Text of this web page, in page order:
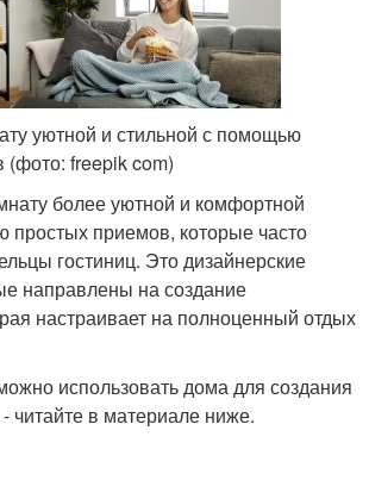
уютной и стильной с помощью
(фото: freepik com)
более уютной и комфортной
приемов, которые часто
гостиниц. Это дизайнерские
направлены на создание
настраивает на полноценный отдых
использовать дома для создания
читайте в материале ниже.